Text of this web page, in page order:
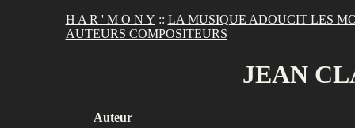
H A R ' M O N Y :: LA MUSIQUE ADOUCIT LES
AUTEURS COMPOSITEURS
JEAN
Auteur